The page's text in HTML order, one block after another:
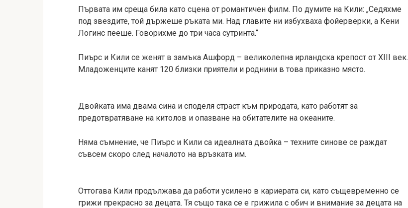
Първата им среща била като сцена от романтичен филм. По думите на Кили: „Седяхме
под звездите, той държеше ръката ми. Над главите ни избухваха фойерверки, а Кени
Логинс пееше. Говорихме до три часа сутринта.“
Пиърс и Кили се женят в замъка Ашфорд – великолепна ирландска крепост от XIII век.
Младоженците канят 120 близки приятели и роднини в това приказно място.
Двойката има двама сина и споделя страст към природата, като работят за
предотвратяване на китолов и опазване на обитателите на океаните.
Няма съмнение, че Пиърс и Кили са идеалната двойка – техните синове се раждат
съвсем скоро след началото на връзката им.
Оттогава Кили продължава да работи усилено в кариерата си, като същевременно се
грижи прекрасно за децата. Тя също така се е грижила с обич и внимание за децата на